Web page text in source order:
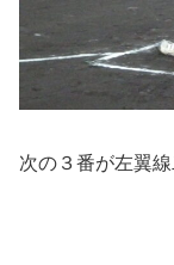
次の３番が左翼